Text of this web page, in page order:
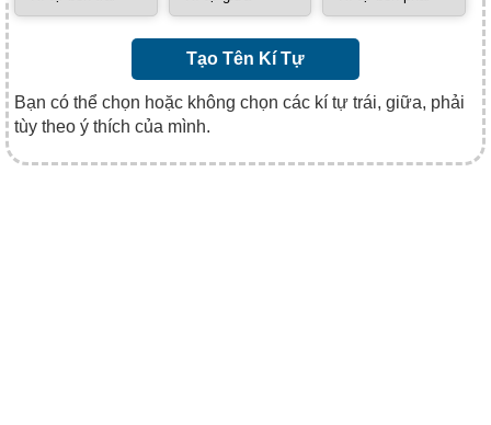
Tạo Tên Kí Tự
Bạn có thể chọn hoặc không chọn các kí tự trái, giữa, phải
tùy theo ý thích của mình.